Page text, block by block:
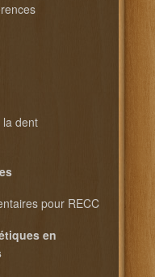
dent
pour RECC
en